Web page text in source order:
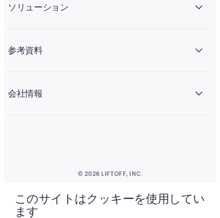
このサイトはクッキーを使用してい
ます
ソリューション
参考資料
会社情報
© 2026 LIFTOFF, INC.